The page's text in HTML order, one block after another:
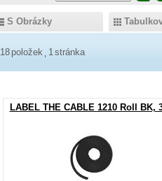
S Obrázky
18 položek 1stránka
LABEL THE CABLE 1210 Roll BK,